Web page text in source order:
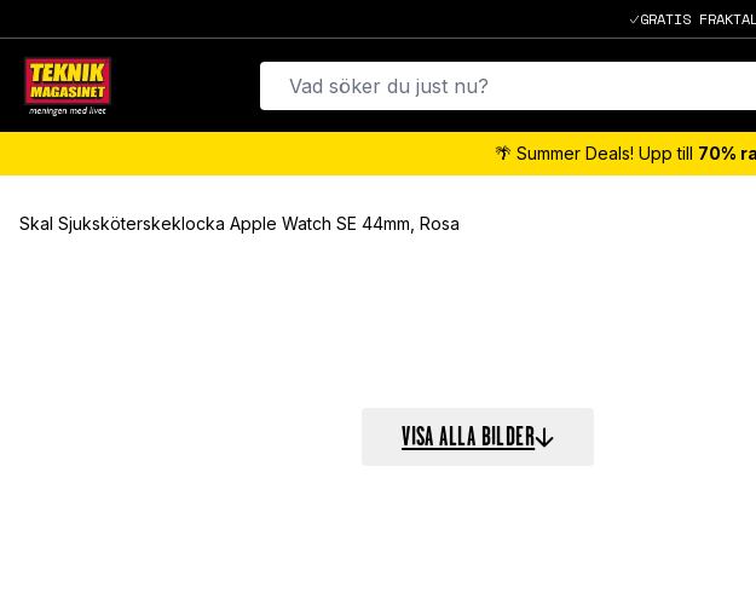
GRATIS
🌴 Summer Deals! Upp till 70%
Skal Sjuksköterskeklocka Apple Watch SE 44mm, Rosa
VISA ALLA BILDER